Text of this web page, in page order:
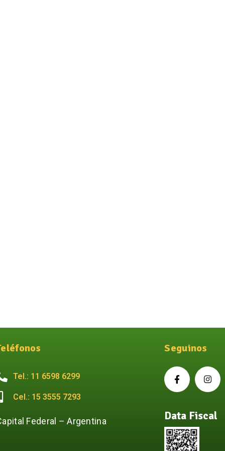
Tel.: 11 6598 6299
Cel.: 15 3555 7293
Federal – Argentina
Seguinos
Data Fiscal